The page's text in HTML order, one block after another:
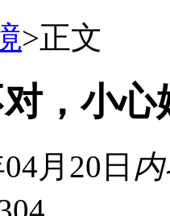
>正文
，小心
月20日